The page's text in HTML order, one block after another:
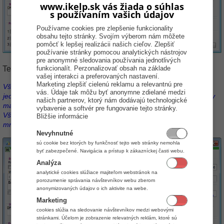
Teraz vytvoríme skladovú kartu suroviny:
Všimnite si, že surovina má nastavené Obj. do výr. a Obj. v MJ na
jednotku. Surovina bude takto nastavená vždy, pretože surovina by
mala byť evidovaná v základnej mernej jednotke.
Všimnite si, že táto surovina má povolený predaj zlomkového
množstva (veď predsa nebudeme rozlievať alkohol po litroch).
www.ikelp.sk vás žiada o súhlas
s používaním vašich údajov
Používame cookies pre zlepšenie funkcionality
obsahu tejto stránky. Svojím výberom nám môžete
pomôcť k lepšej realizácii našich cieľov. Zlepšiť
používanie stránky pomocou analytických nástrojov
pre anonymné sledovania používania jednotlivých
funkcionalít. Perzonalizovať obsah na základe
vašej interakci a preferovaných nastavení.
Marketing zlepšiť cielenú reklamu a relevantnú pre
vás. Údaje tak môžu byť anonymne zdielané medzi
našich partnerov, ktorý nám dodávajú technologické
vybavenie a softvér pre fungovanie tejto stránky.
Bližšie informácie
Nevyhnutné
sú cookie bez ktorých by funkčnosť tejto web stránky nemohla
byť zabezpečené. Navigácia a prístup k zákazníckej časti webu.
Analýza
analytické cookies slúžiace majiteľom webstránok na
porozumenie správania návštevníkov webu zberom
anonymizovaných údajov o ich aktivite na webe.
Marketing
cookies slúžia na sledovanie návštevníkov medzi webovými
stránkami. Účelom je zobrazenie relevatných reklám, ktoré sú